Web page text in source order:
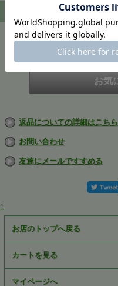
在庫
返品についての詳細はこちら
お問い合わせ
友達にメールですすめる
↑
お店のトップへ戻る
カートを見る
マイページへ